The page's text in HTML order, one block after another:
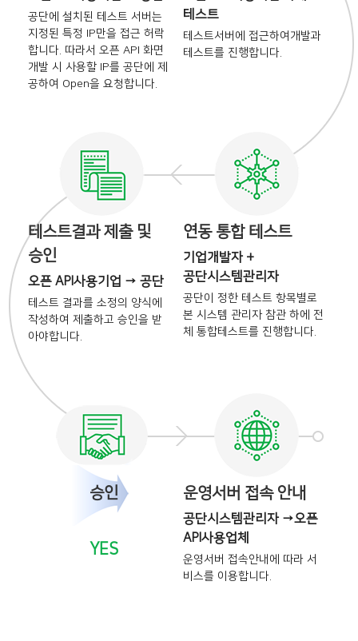
공단에 설치된 테스트 서버는
지정된 특정 IP만을 접근 허락
합니다. 따라서 오픈 API 화면
개발 시 사용할 IP를 공단에 제
공하여 Open을 요청합니다.
테스트
테스트서버에 접근하여 개발과
테스트를 진행합니다.
연동 통합 테스트
기업개발자 +
공단시스템관리자
공단이 정한 테스트 항목별로
본 시스템 관리자 참관 하에 전
체 통합테스트를 진행합니다.
테스트결과 제출 및
승인
오픈 API사용기업 → 공단
테스트 결과를 소정의 양식에
작성하여 제출하고 승인을 받
아야합니다.
승인
YES
운영서버 접속 안내
공단시스템관리자 →오픈
API사용업체
운영서버 접속안내에 따라 서
비스를 이용합니다.